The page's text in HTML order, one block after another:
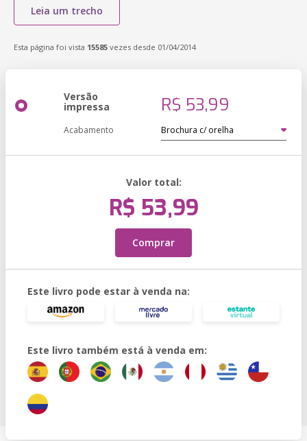
Leia um trecho
Esta página foi vista 15585 vezes desde 01/04/2014
Versão
impressa R$ 53,99
Acabamento
Valor total:
R$ 53,99
Comprar
Este livro pode estar à venda na:
Este livro também está à venda em: